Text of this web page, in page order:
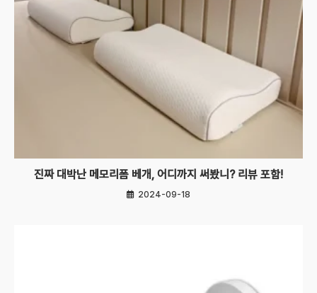
진짜 대박난 메모리폼 베개, 어디까지 써봤니? 리뷰 포함!
2024-09-18